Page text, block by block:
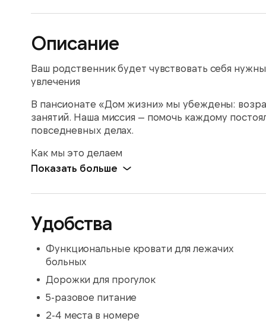
Описание
Ваш родственник будет чувствовать себя
увлечения
В пансионате «Дом жизни» мы убеждены:
занятий. Наша миссия — помочь каждому
повседневных делах.
Как мы это делаем
Показать больше
Удобства
Функциональные кровати для лежачих
больных
Дорожки для прогулок
5-разовое питание
2-4 места в номере